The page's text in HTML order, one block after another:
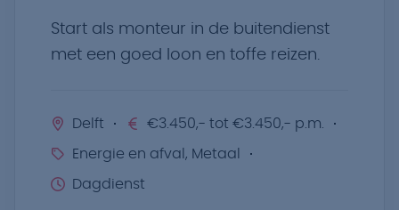
Start als monteur in de buitendienst
met een goed loon en toffe reizen.
Delft €3.450,- tot €3.450,- p.m.
Energie en afval, Metaal
Dagdienst